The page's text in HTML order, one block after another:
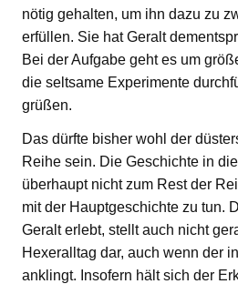
nötig gehalten, um ihn dazu zu
erfüllen. Sie hat Geralt
Bei der Aufgabe geht es um
die seltsame Experimente
grüßen.
Das dürfte bisher wohl der
Reihe sein. Die Geschichte in
überhaupt nicht zum Rest der
mit der Hauptgeschichte zu tun.
Geralt erlebt, stellt auch nicht
Hexeralltag dar, auch wenn der
anklingt. Insofern hält sich der